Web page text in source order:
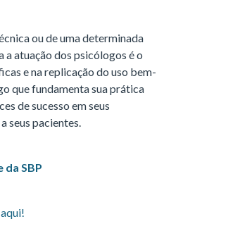
ou de uma determinada
atuação dos psicólogos é o
e na replicação do uso bem-
que fundamenta sua prática
de sucesso em seus
seus pacientes.
da SBP